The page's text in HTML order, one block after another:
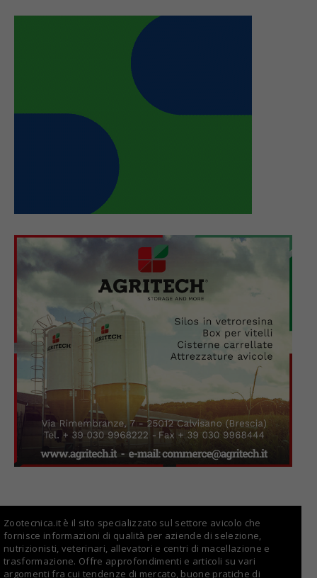
Zootecnica.it è il sito specializzato sul settore avicolo che
fornisce informazioni di qualità per aziende di selezione,
nutrizionisti, veterinari, allevatori e centri di macellazione e
trasformazione. Offre approfondimenti e articoli su vari
argomenti fra cui tendenze di mercato, buone pratiche di